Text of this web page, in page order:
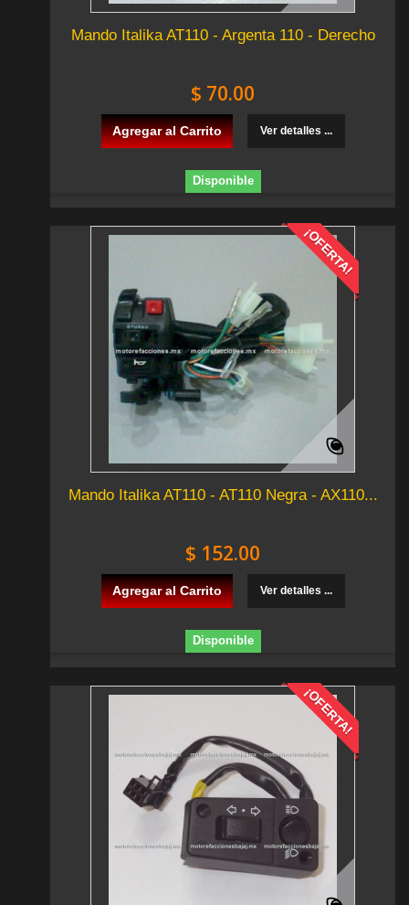
Mando Italika AT110 - Argenta 110 - Derecho
$ 70.00
Agregar al Carrito Ver detalles ...
Disponible
¡OFERTA!
Mando Italika AT110 - AT110 Negra - AX110...
$ 152.00
Agregar al Carrito Ver detalles ...
Disponible
¡OFERTA!